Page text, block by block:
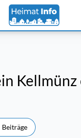
Kellmünz
Beiträge